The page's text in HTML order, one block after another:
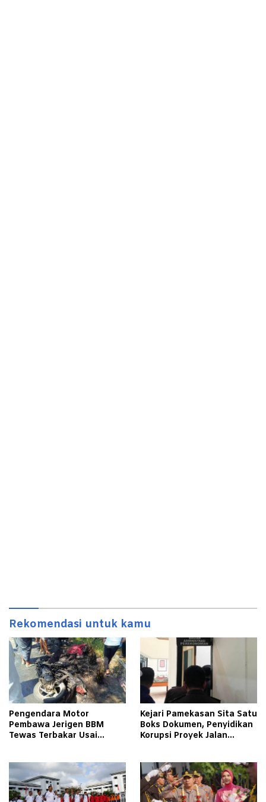
Rekomendasi untuk kamu
Pengendara Motor
Pembawa Jerigen BBM
Tewas Terbakar Usai
Pamekasan
Kejari Pamekasan Sita Satu
Boks Dokumen, Penyidikan
Korupsi Proyek Jalan